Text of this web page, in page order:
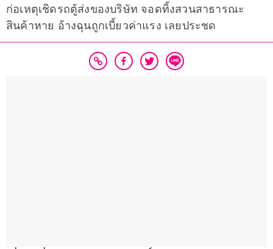
ก่อเหตุเชิดรถตู้ส่งของบริษัท จอดทิ้งสวนสาธารณะ
สินค้าหาย อ้างฉุนถูกเบี้ยวค่าแรง เลยประชด